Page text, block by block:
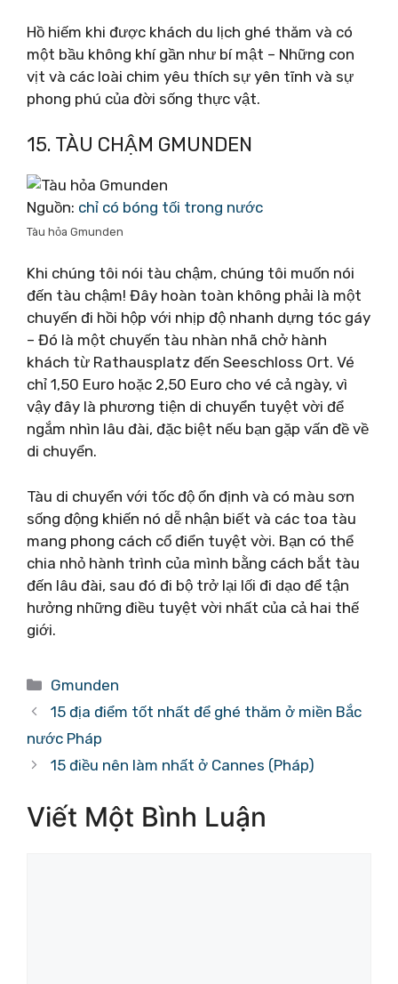
Hồ hiếm khi được khách du lịch ghé thăm và có
một bầu không khí gần như bí mật – Những con
vịt và các loài chim yêu thích sự yên tĩnh và sự
phong phú của đời sống thực vật.
15. TÀU CHẬM GMUNDEN
Nguồn: chỉ có bóng tối trong nước
Tàu hỏa Gmunden
Khi chúng tôi nói tàu chậm, chúng tôi muốn nói
đến tàu chậm! Đây hoàn toàn không phải là một
chuyến đi hồi hộp với nhịp độ nhanh dựng tóc gáy
– Đó là một chuyến tàu nhàn nhã chở hành
khách từ Rathausplatz đến Seeschloss Ort. Vé
chỉ 1,50 Euro hoặc 2,50 Euro cho vé cả ngày, vì
vậy đây là phương tiện di chuyển tuyệt vời để
ngắm nhìn lâu đài, đặc biệt nếu bạn gặp vấn đề về
di chuyển.
Tàu di chuyển với tốc độ ổn định và có màu sơn
sống động khiến nó dễ nhận biết và các toa tàu
mang phong cách cổ điển tuyệt vời. Bạn có thể
chia nhỏ hành trình của mình bằng cách bắt tàu
đến lâu đài, sau đó đi bộ trở lại lối đi dạo để tận
hưởng những điều tuyệt vời nhất của cả hai thế
giới.
Danh
mục
Gmunden
15 địa điểm tốt nhất để ghé thăm ở miền Bắc
nước Pháp
15 điều nên làm nhất ở Cannes (Pháp)
Viết Một Bình Luận